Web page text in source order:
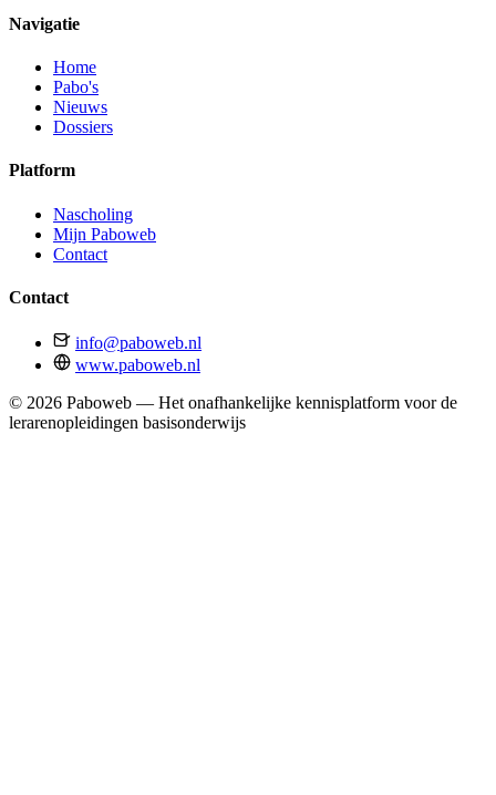
Navigatie
Home
Pabo's
Nieuws
Dossiers
Platform
Nascholing
Mijn Paboweb
Contact
Contact
info@paboweb.nl
www.paboweb.nl
© 2026 Paboweb — Het onafhankelijke kennisplatform voor de
lerarenopleidingen basisonderwijs